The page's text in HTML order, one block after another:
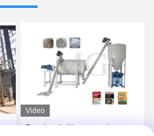
Video
3-4 minuten/het Poeder